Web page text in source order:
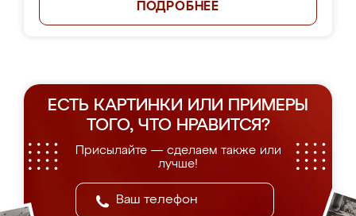
ПОДРОБНЕЕ
ЕСТЬ КАРТИНКИ ИЛИ ПРИМЕРЫ
ТОГО, ЧТО НРАВИТСЯ?
Присылайте — сделаем также или
лучше!